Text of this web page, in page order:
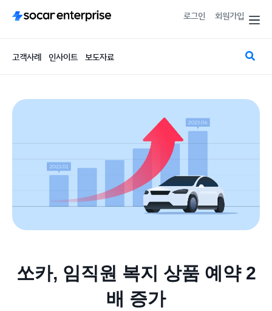
로그인 회원가입
고객사례 인사이트 보도자료
쏘카, 임직원 복지 상품 예약 2
배 증가